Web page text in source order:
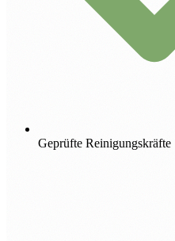
Geprüfte Reinigungskräfte